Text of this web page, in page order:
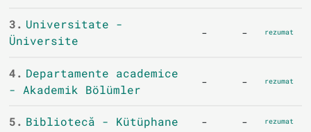
3. Universitate -
Üniversite
- - rezumat
4. Departamente academice
- Akademik Bölümler
- - rezumat
5. Bibliotecă - Kütüphane - - rezumat